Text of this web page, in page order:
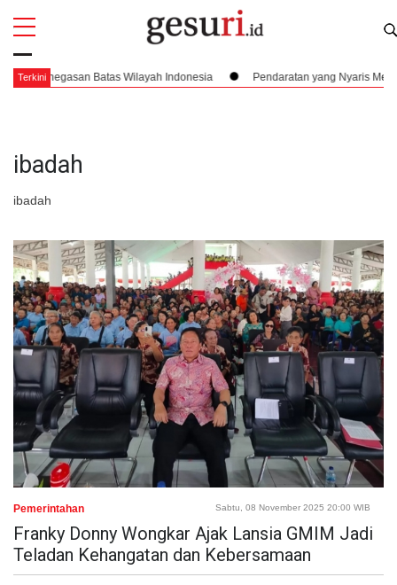
Terkini
Batas Wilayah Indonesia Pendaratan yang Nyaris Menubruk Kerbau
ibadah
ibadah
All
Pemerintahan Sabtu, 08 November 2025 20:00 WIB
Franky Donny Wongkar Ajak Lansia GMIM Jadi
Teladan Kehangatan dan Kebersamaan